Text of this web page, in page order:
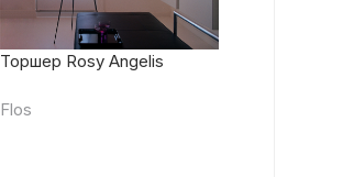
Торшер Rosy Angelis
Flos